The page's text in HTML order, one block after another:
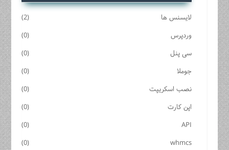
لایسنس ها
(2)
وردپرس
(0)
سی پنل
(0)
جوملا
(0)
نصب اسکریپت
(0)
اپن کارت
(0)
API
(0)
whmcs
(0)